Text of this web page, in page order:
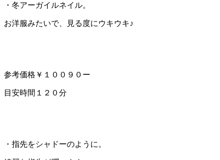
・冬アーガイルネイル。
お洋服みたいで、見る度にウキウキ♪
参考価格￥１００９０ー
目安時間１２０分
・指先をシャドーのように。